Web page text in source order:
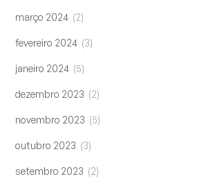
março 2024 2
fevereiro 2024 3
janeiro 2024 5
dezembro 2023 2
novembro 2023 5
outubro 2023 3
setembro 2023 2